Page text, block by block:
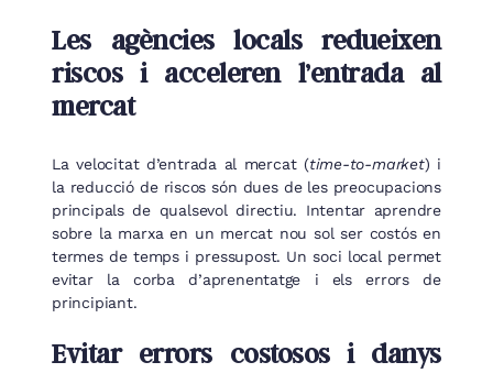
Les agències locals redueixen
riscos i acceleren l’entrada al
mercat
La velocitat d’entrada al mercat (time-to-market) i
la reducció de riscos són dues de les preocupacions
principals de qualsevol directiu. Intentar aprendre
sobre la marxa en un mercat nou sol ser costós en
termes de temps i pressupost. Un soci local permet
evitar la corba d’aprenentatge i els errors de
principiant.
Evitar errors costosos i danys